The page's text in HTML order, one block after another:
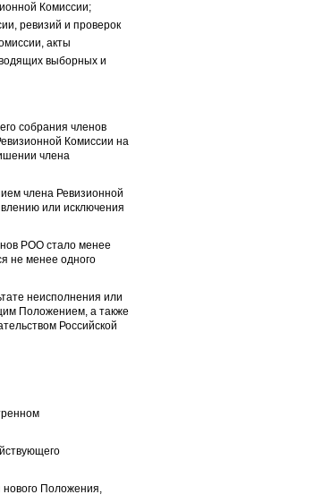
Комиссии;
ревизий и проверок
акты
выборных и
собрания членов
Комиссии на
члена
члена Ревизионной
или исключения
РОО стало менее
не менее одного
неисполнения или
Положением, а также
Российской
нового Положения,